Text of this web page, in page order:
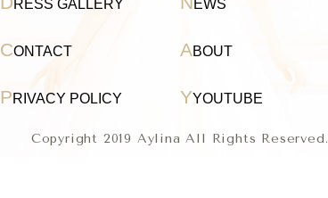
RESS GALLERY EWS
CONTACT ABOUT
PRIVACY POLICY YYOUTUBE
Copyright 2019 Aylina All Rights Reserved.